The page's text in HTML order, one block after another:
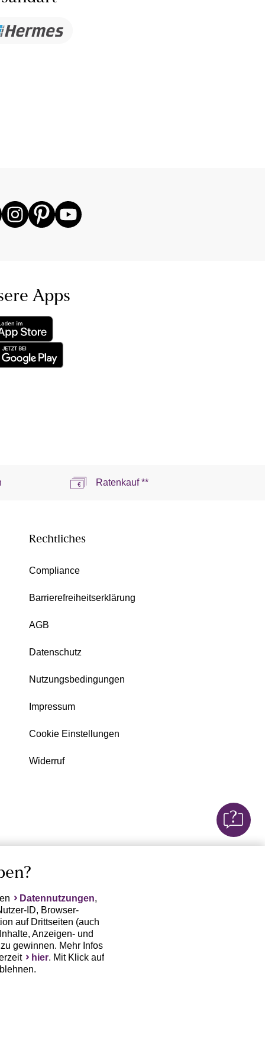
Apps
Ratenkauf **
Rechtliches
Compliance
Barrierefreiheitserklärung
AGB
Datenschutz
Nutzungsbedingungen
Impressum
Cookie Einstellungen
Widerruf
Datennutzungen,
ID, Browser-
auf Drittseiten (auch
Anzeigen- und
gewinnen. Mehr Infos
hier. Mit Klick auf
oder die
auch zu eigenen
auch deren